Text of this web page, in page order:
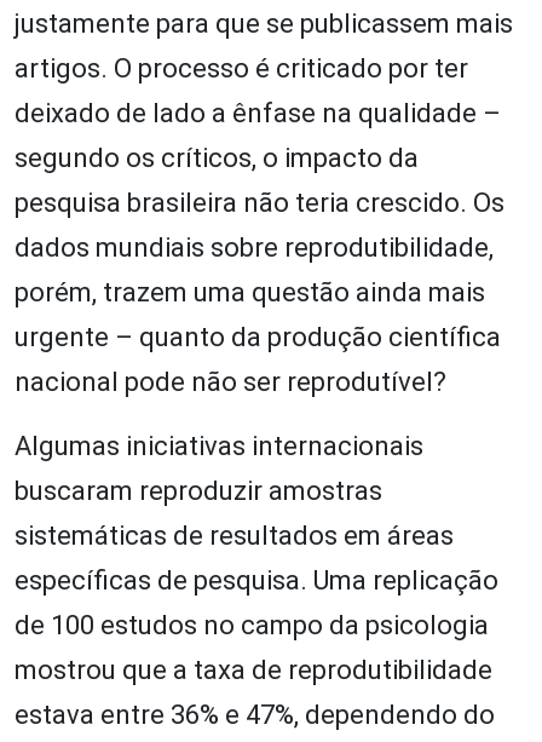
justamente para que se publicassem mais
artigos. O processo é criticado por ter
deixado de lado a ênfase na qualidade –
segundo os críticos, o impacto da
pesquisa brasileira não teria crescido. Os
dados mundiais sobre reprodutibilidade,
porém, trazem uma questão ainda mais
urgente – quanto da produção científica
nacional pode não ser reprodutível?
Algumas iniciativas internacionais
buscaram reproduzir amostras
sistemáticas de resultados em áreas
específicas de pesquisa. Uma replicação
de 100 estudos no campo da psicologia
mostrou que a taxa de reprodutibilidade
estava entre 36% e 47%, dependendo do